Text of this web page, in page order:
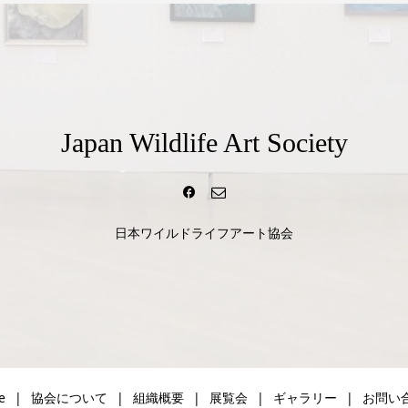
Japan Wildlife Art Society
日本ワイルドライフアート協会
協会について 組織概要 展覧会 ギャラリー お問い